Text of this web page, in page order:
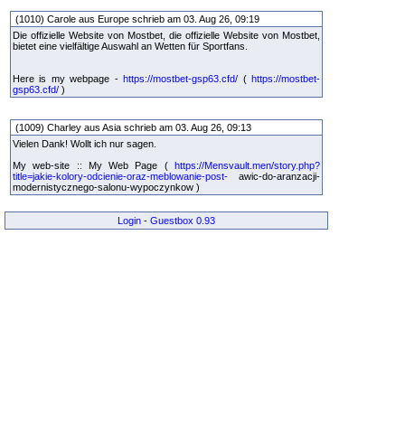
(1010) Carole aus Europe schrieb am 03. Aug 26, 09:19
Die offizielle Website von Mostbet, die offizielle Website von Mostbet,
bietet eine vielfältige Auswahl an Wetten für Sportfans.
Here is my webpage -https://mostbet-gsp63.cfd/ (https://mostbet-
gsp63.cfd/ )
(1009) Charley aus Asia schrieb am 03. Aug 26, 09:13
Vielen Dank! Wollt ich nur sagen.
My web-site :: My Web Page ( https://Mensvault.men/story.php?
title=jakie-kolory-odcienie-oraz-meblowanie-post- awic-do-aranzacji-
modernistycznego-salonu-wypoczynkow )
Login - Guestbox 0.93